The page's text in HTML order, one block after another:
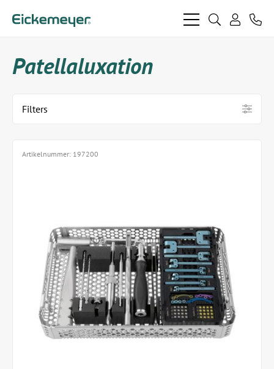
bars search
Patellaluxation
Filters
Artikelnummer: 197200